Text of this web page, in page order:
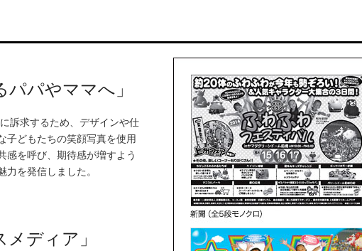
パやママへ」
訴求するため、デザインや仕
子どもたちの笑顔写真を使用
感を呼び、期待感が増すよう
を発信しました。
ディア」